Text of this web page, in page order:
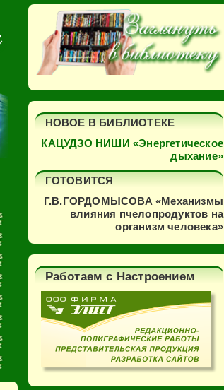
НОВОЕ В БИБЛИОТЕКЕ
КАЦУДЗО НИШИ «Энергетическое
дыхание»
ГОТОВИТСЯ
Г.В.ГОРДОМЫСОВА «Механизмы
влияния пчелопродуктов на
организм человека»
Работаем с Настроением